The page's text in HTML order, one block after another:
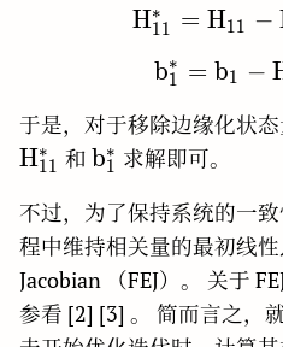
H11
∗ = H11 −
b1
∗ = b1 −
于是，对于移除边缘化状
\rm
H11
∗ 和 \rm
b1
∗ 求解即可。
不过，为了保持系统的一
程中维持相关量的最初线
Jacobian （FEJ）。 关于
参看 [2] [3] 。 简而言之，